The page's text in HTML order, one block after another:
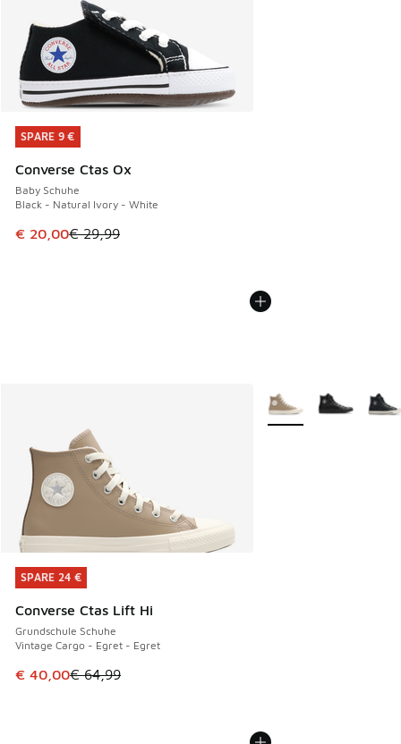
SPARE 9 €
Converse Ctas Ox
Baby Schuhe
Black - Natural Ivory - White
Dieser Artikel ist im Sale. Der Preis ist von € 29,99 auf €
€ 20,00€ 29,99
SPARE 9 €
SPARE 24 €
Converse Ctas Lift Hi
Grundschule Schuhe
Vintage Cargo - Egret - Egret
Dieser Artikel ist im Sale. Der Preis ist von € 64,99 auf €
€ 40,00€ 64,99
SPARE 24 €
Weitere Farben